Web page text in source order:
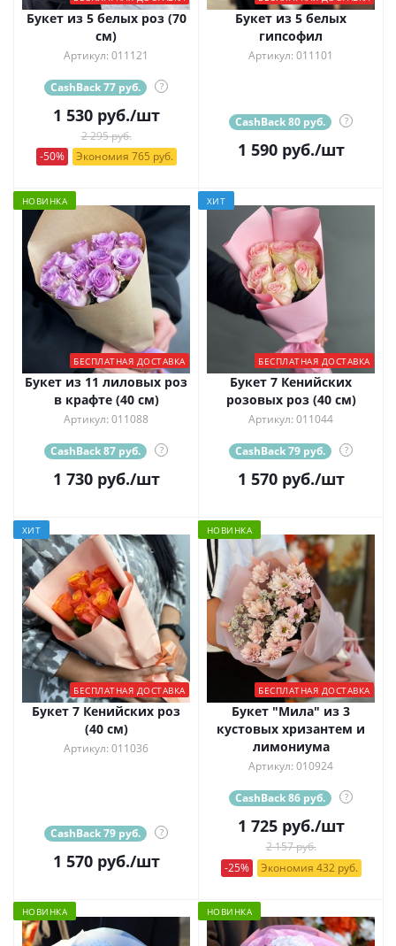
Букет из 5 белых роз (70
см)
Артикул: 011121
CashBack 77 руб. ?
1 530руб./шт
2 295 руб.
-50%
Экономия 765 руб.
Букет из 5 белых
гипсофил
Артикул: 011101
CashBack 80 руб. ?
1 590руб./шт
НОВИНКА
БЕСПЛАТНАЯ ДОСТАВКА
Букет из 11 лиловых роз
в крафте (40 см)
Артикул: 011088
CashBack 87 руб. ?
1 730руб./шт
ХИТ
БЕСПЛАТНАЯ ДОСТАВКА
Букет 7 Кенийских
розовых роз (40 см)
Артикул: 011044
CashBack 79 руб. ?
1 570руб./шт
ХИТ
БЕСПЛАТНАЯ ДОСТАВКА
Букет 7 Кенийских роз
(40 см)
Артикул: 011036
CashBack 79 руб. ?
1 570руб./шт
НОВИНКА
БЕСПЛАТНАЯ ДОСТАВКА
Букет "Мила" из 3
кустовых хризантем и
лимониума
Артикул: 010924
CashBack 86 руб. ?
1 725руб./шт
2 157 руб.
-25%
Экономия 432 руб.
НОВИНКА НОВИНКА